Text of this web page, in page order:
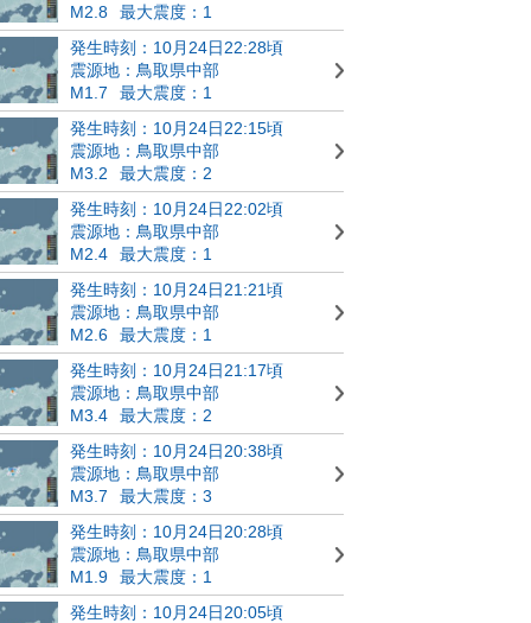
M2.8
最大震度：1
発生時刻：10月24日22:28頃
震源地：鳥取県中部
M1.7
最大震度：1
発生時刻：10月24日22:15頃
震源地：鳥取県中部
M3.2
最大震度：2
発生時刻：10月24日22:02頃
震源地：鳥取県中部
M2.4
最大震度：1
発生時刻：10月24日21:21頃
震源地：鳥取県中部
M2.6
最大震度：1
発生時刻：10月24日21:17頃
震源地：鳥取県中部
M3.4
最大震度：2
発生時刻：10月24日20:38頃
震源地：鳥取県中部
M3.7
最大震度：3
発生時刻：10月24日20:28頃
震源地：鳥取県中部
M1.9
最大震度：1
発生時刻：10月24日20:05頃